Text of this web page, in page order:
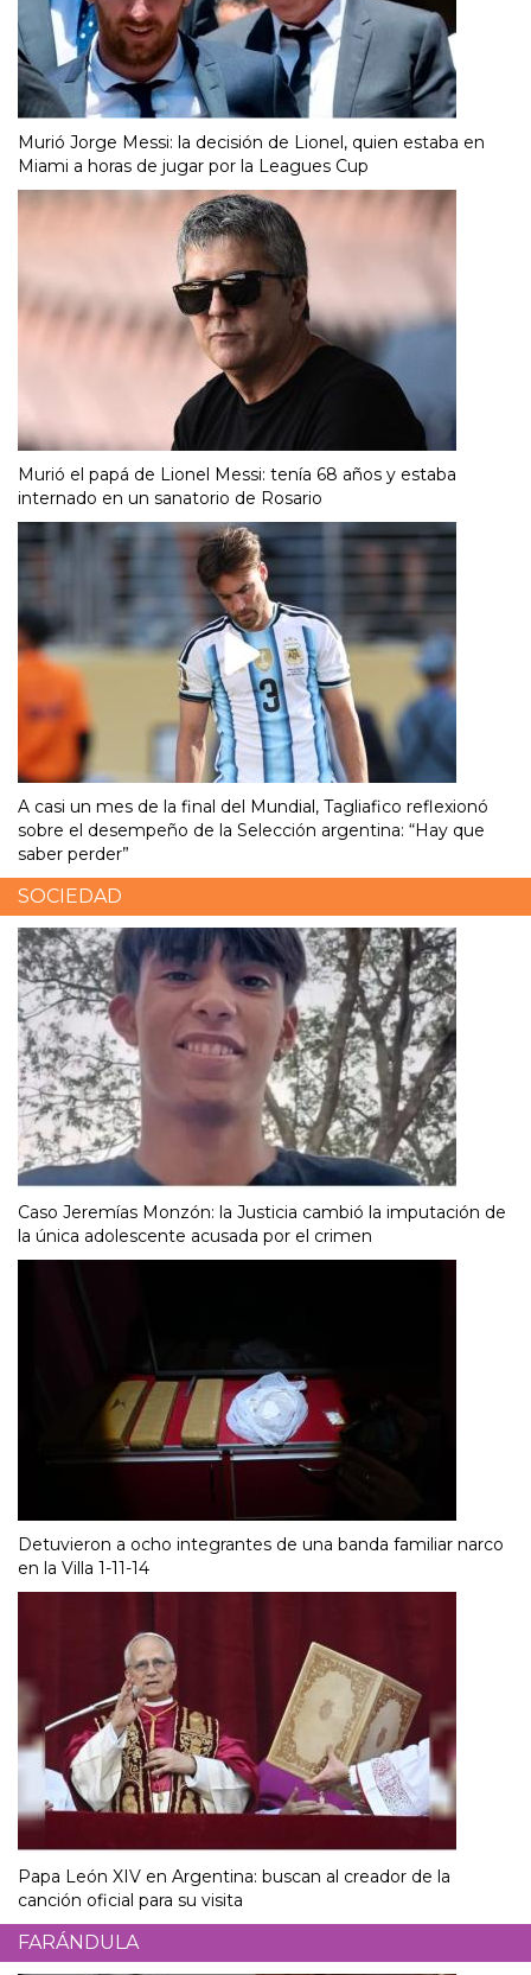
Murió Jorge Messi: la decisión de Lionel, quien estaba en
Miami a horas de jugar por la Leagues Cup
Murió el papá de Lionel Messi: tenía 68 años y estaba
internado en un sanatorio de Rosario
A casi un mes de la final del Mundial, Tagliafico reflexionó
sobre el desempeño de la Selección argentina: “Hay que
saber perder”
SOCIEDAD
Caso Jeremías Monzón: la Justicia cambió la imputación de
la única adolescente acusada por el crimen
Detuvieron a ocho integrantes de una banda familiar narco
en la Villa 1-11-14
Papa León XIV en Argentina: buscan al creador de la
canción oficial para su visita
FARÁNDULA